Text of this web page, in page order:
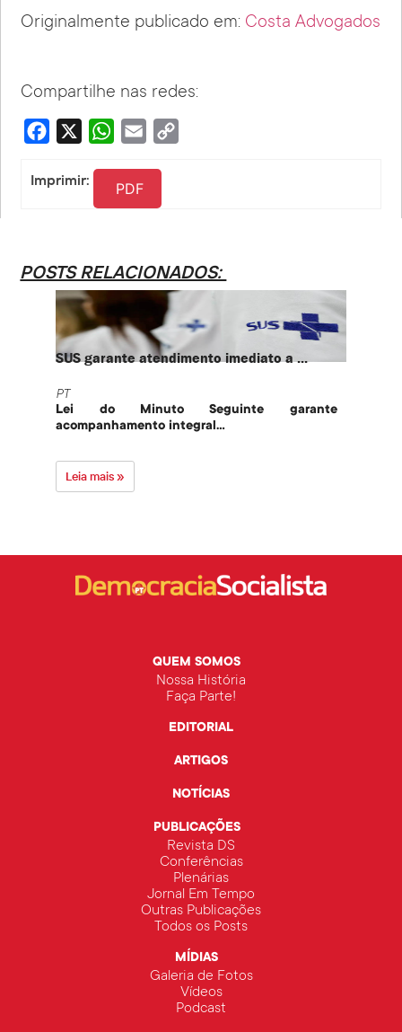
Originalmente publicado em: Costa Advogados
Compartilhe nas redes:
Facebook WhatsApp
Email
Imprimir: PDF
POSTS RELACIONADOS:
SUS garante atendimento imediato a ...
PT
Lei do Minuto Seguinte garante
acompanhamento integral...
Leia mais »
QUEM SOMOS
Nossa História
Faça Parte!
EDITORIAL
ARTIGOS
NOTÍCIAS
PUBLICAÇÕES
Revista DS
Conferências
Plenárias
Jornal Em Tempo
Outras Publicações
Todos os Posts
MÍDIAS
Galeria de Fotos
Vídeos
Podcast